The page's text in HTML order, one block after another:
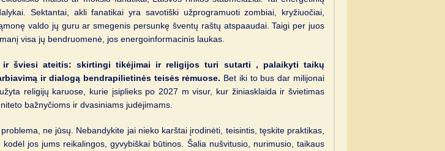
Sektantai, akli fanatikai yra savotiški užprogramuoti zombiai, kryžiuočiai,
valdo jų guru ar smegenis persunkę šventų raštų atspaaudai. Taigi per juos
visa jų bendruomenė, jos energoinformacinis laukas.
ir šviesi ateitis: skirtingi tikėjimai ir religijos turi sutarti , palaikyti taikų
ir dialogą bendrapilietinės teisės rėmuose. Bet iki to bus dar milijonai
religijų karuose, kurie įsiplieks po 2027 m visur, kur žiniasklaida ir švietimas
bažnyčioms ir dvasiniams judėjimams.
ne jūsų. Nebandykite jai nieko karštai įrodinėti, teisintis, tęskite praktikas,
kodėl jos jums reikalingos, gyvybiškai būtinos. Šalia nušvitusio, nurimusio, taikaus